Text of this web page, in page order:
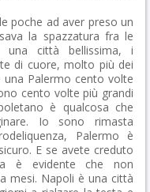
poche ad aver preso un
la spazzatura fra le
una città bellissima, i
di cuore, molto più dei
Palermo cento volte
cento volte più grandi
è qualcosa che
Io sono rimasta
Palermo è
E se avete creduto
è evidente che non
mesi. Napoli è una città